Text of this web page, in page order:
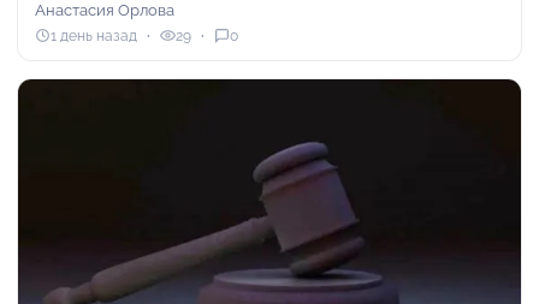
Анастасия Орлова
1 день назад 29 0